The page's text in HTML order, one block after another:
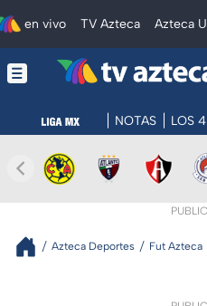
en vivo TV Azteca Azteca
NOTAS LOS
Azteca Deportes Fut Azteca